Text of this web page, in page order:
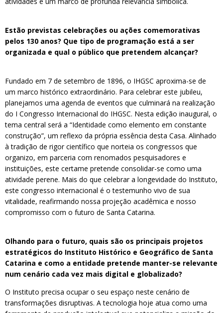
Estão previstas celebrações ou ações comemorativas
pelos 130 anos? Que tipo de programação está a ser
organizada e qual o público que pretendem alcançar?
Fundado em 7 de setembro de 1896, o IHGSC aproxima-se de
um marco histórico extraordinário. Para celebrar este jubileu,
planejamos uma agenda de eventos que culminará na realização
do I Congresso Internacional do IHGSC. Nesta edição inaugural, o
tema central será a “Identidade como elemento em constante
construção”, um reflexo da própria essência desta Casa. Alinhado
à tradição de rigor científico que norteia os congressos que
organizo, em parceria com renomados pesquisadores e
instituições, este certame pretende consolidar-se como uma
atividade perene. Mais do que celebrar a longevidade do Instituto,
este congresso internacional é o testemunho vivo de sua
vitalidade, reafirmando nossa projeção acadêmica e nosso
compromisso com o futuro de Santa Catarina.
Olhando para o futuro, quais são os principais projetos
estratégicos do Instituto Histórico e Geográfico de Santa
Catarina e como a entidade pretende manter-se relevante
num cenário cada vez mais digital e globalizado?
O Instituto precisa ocupar o seu espaço neste cenário de
transformações disruptivas. A tecnologia hoje atua como uma